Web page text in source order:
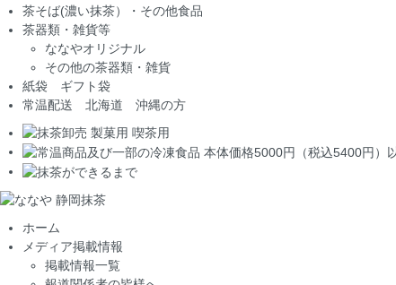
茶そば(濃い抹茶）・その他食品
茶器類・雑貨等
ななやオリジナル
その他の茶器類・雑貨
紙袋 ギフト袋
常温配送 北海道 沖縄の方
ホーム
メディア掲載情報
掲載情報一覧